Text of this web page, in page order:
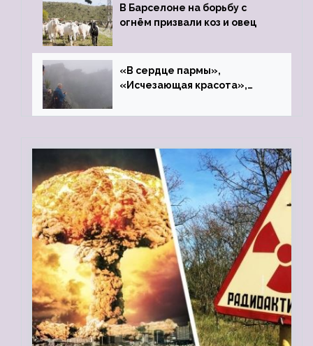
В Барселоне на борьбу с
огнём призвали коз и овец
«В сердце пармы»,
«Исчезающая красота»,